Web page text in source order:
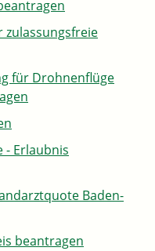
für Drohnenflüge
- Erlaubnis
Baden-
beantragen